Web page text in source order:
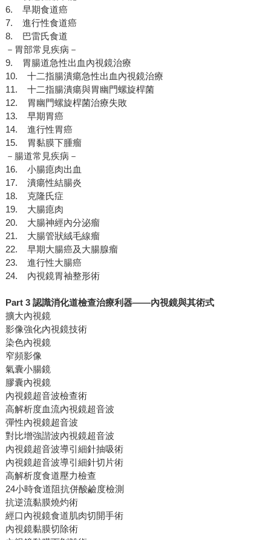
6. 早期食道癌
7. 進行性食道癌
8. 巴雷氏食道
－胃部常見疾病－
9. 胃腸道急性出血內視鏡治療
10. 十二指腸潰瘍急性出血內視鏡治療
11. 十二指腸潰瘍與胃幽門螺旋桿菌
12. 胃幽門螺旋桿菌治療失敗
13. 早期胃癌
14. 進行性胃癌
15. 胃黏膜下腫瘤
－腸道常見疾病－
16. 小腸瘜肉出血
17. 潰瘍性結腸炎
18. 克隆氏症
19. 大腸瘜肉
20. 大腸神經內分泌瘤
21. 大腸管狀絨毛線瘤
22. 早期大腸癌及大腸腺瘤
23. 進行性大腸癌
24. 內視鏡胃袖整形術
Part 3 認識消化道檢查治療利器——內視鏡與其術式
擴大內視鏡
影像強化內視鏡技術
染色內視鏡
窄頻影像
氣囊小腸鏡
膠囊內視鏡
內視鏡超音波檢查術
高解析度血流內視鏡超音波
彈性內視鏡超音波
對比增強諧波內視鏡超音波
內視鏡超音波導引細針抽吸術
內視鏡超音波導引細針切片術
高解析度食道壓力檢查
24小時食道阻抗併酸鹼度檢測
抗逆流黏膜燒灼術
經口內視鏡食道肌肉切開手術
內視鏡黏膜切除術